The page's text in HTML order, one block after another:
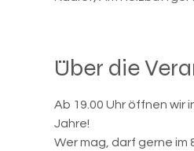
Über die
Ab 19.00 Uhr öffnen wir
Jahre!
Wer mag, darf gerne im